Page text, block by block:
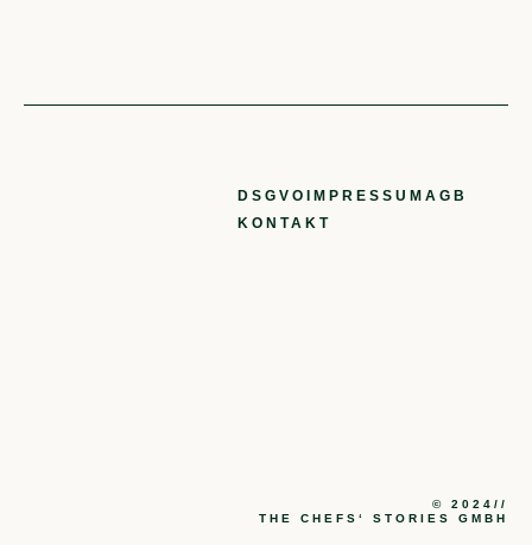
DSGVO IMPRESSUM AGB
KONTAKT
© 2024//
THE CHEFS‘ STORIES GMBH